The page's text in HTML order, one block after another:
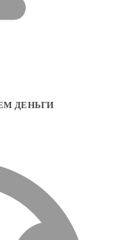
ДЕНЬГИ